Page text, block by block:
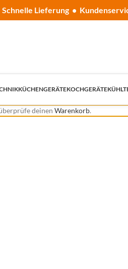
Schnelle Lieferung •
KÜCHENGERÄTEKOCHGERÄTE
deinen Warenkorb.